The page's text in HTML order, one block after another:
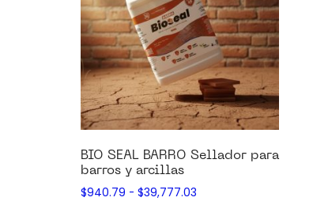
BIO SEAL BARRO Sellador para
barros y arcillas
$940.79 - $39,777.03